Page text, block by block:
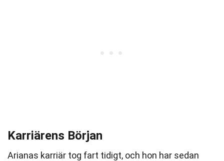
Karriärens Början
Arianas karriär tog fart tidigt, och hon har sedan